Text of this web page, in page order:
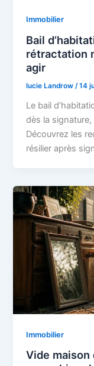
Immobilier
Bail
rétractation
agir
lucie Landrow /14
Le bail
dès la
Découvrez les
résilier après
Immobilier
Vide